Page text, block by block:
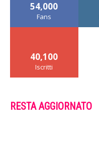
54,000
Fans
40,100
Iscritti
RESTA AGGIORNATO